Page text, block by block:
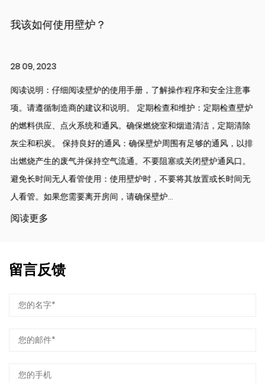
我该如何使用壁炉？
28 09, 2023
阅读说明：仔细阅读壁炉的使用手册，了解操作程序和安全注意事
项。请遵循制造商的建议和说明。 定期检查和维护：定期检查壁炉
的燃料供应、点火系统和通风。确保燃烧室和烟道清洁，定期清除
灰尘和积炭。 保持良好的通风：确保壁炉周围有足够的通风，以排
出燃烧产生的废气并保持空气流通。不要阻塞或关闭壁炉通风口。
避免长时间无人看管使用：使用壁炉时，不要将其放置或长时间无
人看管。如果您需要离开房间，请确保壁炉...
阅读更多
留言反馈